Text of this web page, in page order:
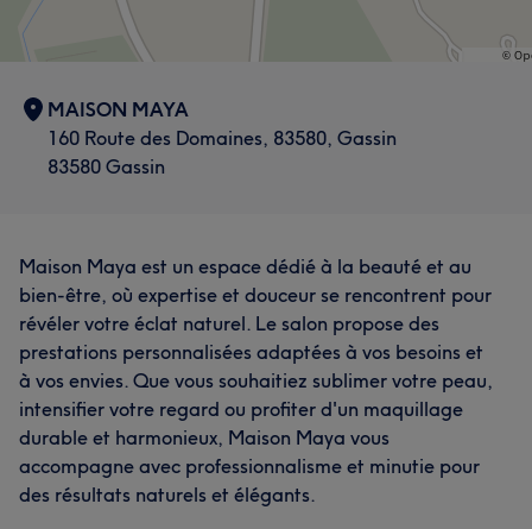
MAISON MAYA
160 Route des Domaines, 83580, Gassin
83580 Gassin
Maison Maya est un espace dédié à la beauté et au
bien-être, où expertise et douceur se rencontrent pour
révéler votre éclat naturel. Le salon propose des
prestations personnalisées adaptées à vos besoins et
à vos envies. Que vous souhaitiez sublimer votre peau,
intensifier votre regard ou profiter d'un maquillage
durable et harmonieux, Maison Maya vous
accompagne avec professionnalisme et minutie pour
des résultats naturels et élégants.